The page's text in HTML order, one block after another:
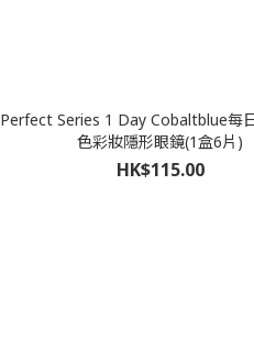
Perfect Series 1 Day Cobaltblue每
色彩妝隱形眼鏡(1盒6片)
HK$115.00